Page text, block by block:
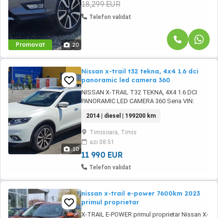
Promovat 20
18,299 EUR
Telefon validat
10
Nissan x-trail t32 tekna, 4x4 1.6 dci
panoramic led camera 360
NISSAN X-TRAIL T32 TEKNA, 4X4 1.6 DCI
PANORAMIC LED CAMERA 360 Seria VIN:
proprietar in RO - Motor 1,6 DCI, 130 CP cu
consum foarte mic (4,5 6,5 100km) - Rulaj
199200 km - 4X4i cu diferential blocabil din
buton, 4x2, 4x4 si LOCK - culoare alb perlat
deosebit - ...
2014 | diesel | 199200 km
Timisoara, Timis
azi 08:51
11 990 EUR
Telefon validat
nissan x-trail e-power 7600km 2023
primul proprietar
X-TRAIL E-POWER primul proprietar Nissan X-